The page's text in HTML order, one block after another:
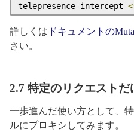
telepresence intercept
詳しくは ドキュメントの
さい。
2.7 特定のリクエストだ
一歩進んだ使い方として、
ルにプロキシしてみます。